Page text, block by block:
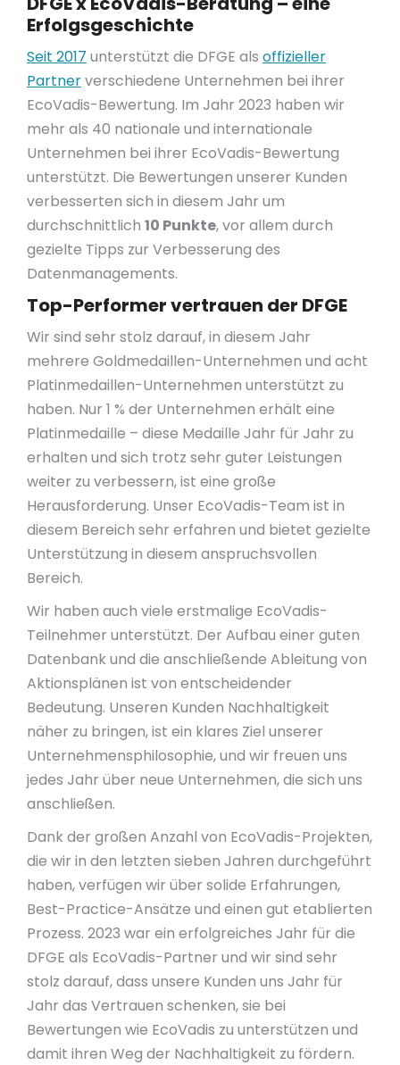
Erfolgsgeschichte
Seit 2017 unterstützt die DFGE als offizieller
Partnerverschiedene Unternehmen bei ihrer
EcoVadis-Bewertung. Im Jahr 2023 haben wir
mehr als 40 nationale und internationale
Unternehmen bei ihrer EcoVadis-Bewertung
unterstützt. Die Bewertungen unserer Kunden
verbesserten sich in diesem Jahr um
durchschnittlich 10 Punkte, vor allem durch
gezielte Tipps zur Verbesserung des
Datenmanagements.
Top-Performer vertrauen der DFGE
Wir sind sehr stolz darauf, in diesem Jahr
mehrere Goldmedaillen-Unternehmen und acht
Platinmedaillen-Unternehmen unterstützt zu
haben. Nur 1 % der Unternehmen erhält eine
Platinmedaille – diese Medaille Jahr für Jahr zu
erhalten und sich trotz sehr guter Leistungen
weiter zu verbessern, ist eine große
Herausforderung. Unser EcoVadis-Team ist in
diesem Bereich sehr erfahren und bietet gezielte
Unterstützung in diesem anspruchsvollen
Bereich.
Wir haben auch viele erstmalige EcoVadis-
Teilnehmer unterstützt. Der Aufbau einer guten
Datenbank und die anschließende Ableitung von
Aktionsplänen ist von entscheidender
Bedeutung. Unseren Kunden Nachhaltigkeit
näher zu bringen, ist ein klares Ziel unserer
Unternehmensphilosophie, und wir freuen uns
jedes Jahr über neue Unternehmen, die sich uns
anschließen.
Dank der großen Anzahl von EcoVadis-Projekten,
die wir in den letzten sieben Jahren durchgeführt
haben, verfügen wir über solide Erfahrungen,
Best-Practice-Ansätze und einen gut etablierten
Prozess. 2023 war ein erfolgreiches Jahr für die
DFGE als EcoVadis-Partner und wir sind sehr
stolz darauf, dass unsere Kunden uns Jahr für
Jahr das Vertrauen schenken, sie bei
Bewertungen wie EcoVadis zu unterstützen und
damit ihren Weg der Nachhaltigkeit zu fördern.